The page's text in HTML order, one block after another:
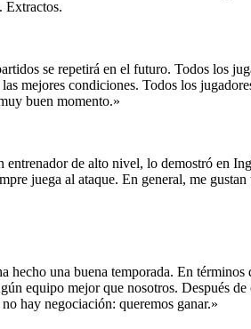
Extractos.
se repetirá en el futuro. Todos los
mejores condiciones. Todos los
buen momento.»
de alto nivel, lo demostró en
juega al ataque. En general, me
hecho una buena temporada. En
equipo mejor que nosotros. Después
hay negociación: queremos ganar.»